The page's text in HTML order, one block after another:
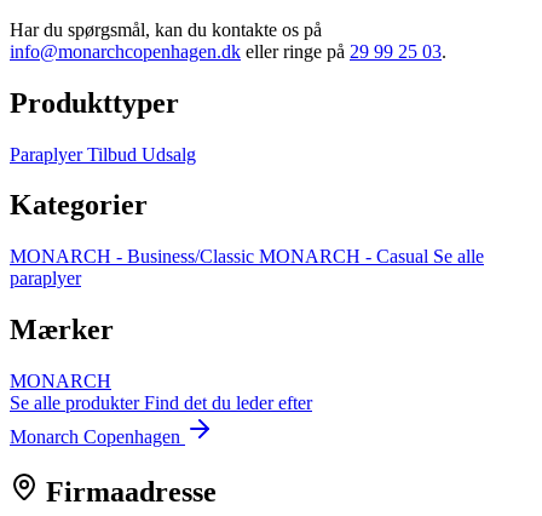
Har du spørgsmål, kan du kontakte os på
info@monarchcopenhagen.dk eller ringe på 29 99 25 03.
Produkttyper
ParaplyerTilbud Udsalg
Kategorier
MONARCH - Business/Classic MONARCH - Casual Se alle
paraplyer
Mærker
MONARCH
Se alle produkterFind det du leder efter
Monarch Copenhagen
Firmaadresse